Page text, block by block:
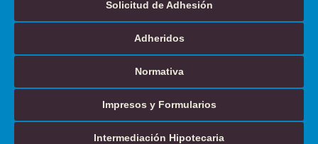
Solicitud de Adhesión
Adheridos
Normativa
Impresos y Formularios
Intermediación Hipotecaria